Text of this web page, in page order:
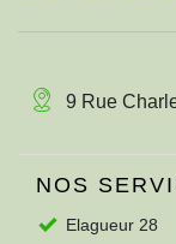
9 Rue
NOS
Elagueur 28